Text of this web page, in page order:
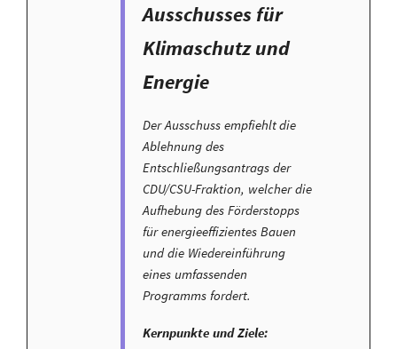
Ausschusses für
Klimaschutz und
Energie
Der Ausschuss empfiehlt die
Ablehnung des
Entschließungsantrags der
CDU/CSU-Fraktion, welcher die
Aufhebung des Förderstopps
für energieeffizientes Bauen
und die Wiedereinführung
eines umfassenden
Programms fordert.
Kernpunkte und Ziele: